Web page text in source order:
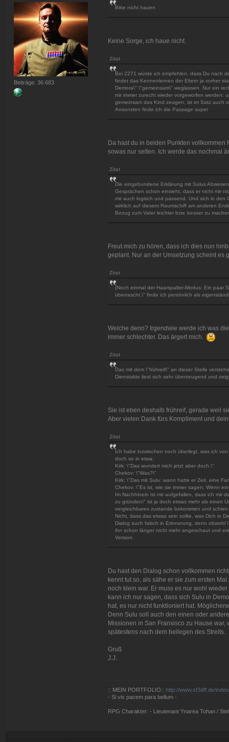
Beiträge: 36.683
Bitte nicht hauen
Keine Sorge, ich haue nicht.
Zitat
Bei 2271 würde ich empfehlen, dass Du nach
findet das Kennenlernen der Eltern ja vorher
Demora\" \"gemeinsam\" weglassen. Nur ein
mir immer zurecht wieder vorgeworfen
gemeinsam das Kind zeugen, ist im Satz auch
Ansonsten finde ich die Passage super
Da hast du in beiden Punkten vollkommen
sowas nur selten. Ich werde das nochmal
Zitat
Die eingebundene Erklärung mit Sulus
Gesprächen schon einsieht, dass er nicht mir
mir auch logisch und passend. Und sich in den
wirklich auf diesem Raumschiff am anderen
Bezug zum Vater leichter bzw. besser zu
Freut mich zu hören, dass ich dies nun
geplant. Nur an der Umsetzung scheint es
Zitat
(Noch einmal der Haarspalter-Modus: Ein paar
überrascht.\" finde ich persönlich als
Welche denn? Irgendwie werde ich was
immer schlechter. Das ärgert mich.
Zitat
Das mit dem \"frühreif\" an dieser Stelle
Dienstakte liest sich sehr überzeugend und
Sie ist eben deshalb frühreif, gerade weil
Aber vielen Dank fürs Kompliment und
Zitat
Ich habe inzwischen noch überlegt, was ich
doch so in etwa:
Kirk: \"Das wundert mich jetzt aber doch.\"
Chekov: \"Was?\"
Kirk: \"Das mit Sulu: wann hatte er Zeit, eine
Chekov: \"Es ist, wie sie immer sagen: Wenn
Im Nachhinein ist mir aufgefallen, dass ich mir
zu gründen\" ist ja doch etwas mehr als einen
vergleichbares zustande bekommen und
Nicht, dass das etwas sein sollte, was Dich in
Dialog auch falsch in Erinnerung, denn obwohl
ihn schon länger nicht mehr angeschaut und
Version.
Du hast den Dialog schon vollkommen
kennt tut so, als sähe er sie zum ersten
noch klein war. Er muss es nur wohl
kann ich nur sagen, dass sich Sulu in
hat, es nur nicht funktioniert hat.
Denn Sulu soll auch den einen oder
Missionen in San Fransisco zu Hause
spätestens nach dem beilegen des Streits.
Gruß
J.J.
:: MEIN PORTFOLIO:: http://www.sf3dff.de/
- Si vis pacem para bellum -
RPG Charakter: - Lieutenant Ynarea Tohan /